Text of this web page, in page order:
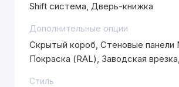
Shift система, Дверь-книжка
Дополнительные опции
Скрытый короб, Стеновые панели
Покраска (RAL), Заводская
Стиль